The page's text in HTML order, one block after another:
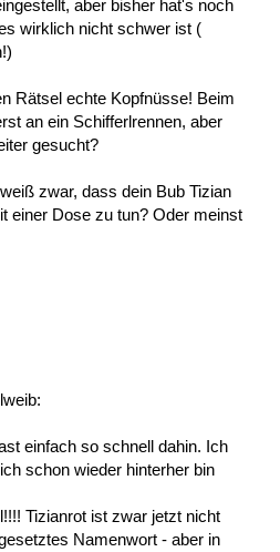
aber bisher hat's noch
wirklich nicht schwer ist (
Rätsel echte Kopfnüsse! Beim
an ein Schifferlrennen, aber
gesucht?
zwar, dass dein Bub Tizian
einer Dose zu tun? Oder meinst
einfach so schnell dahin. Ich
schon wieder hinterher bin
Tizianrot ist zwar jetzt nicht
Namenwort - aber in